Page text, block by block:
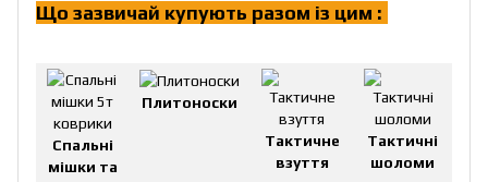
Що зазвичай купують разом із цим :
Спальні
мішки та
Плитоноски
Тактичне
взуття
Тактичні
шоломи